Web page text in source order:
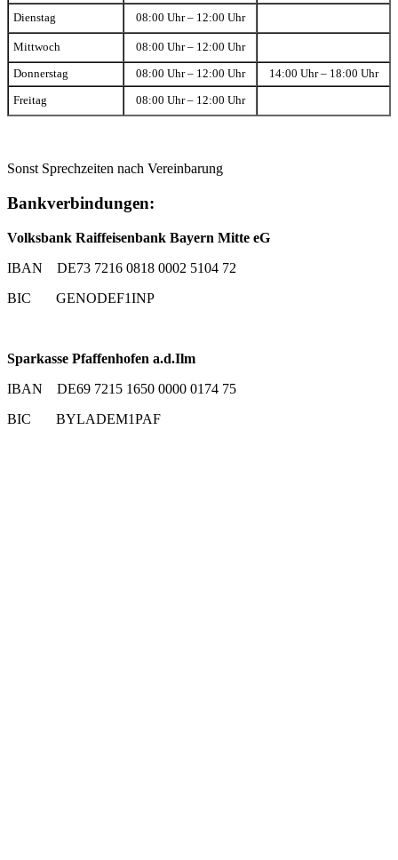
Dienstag 08:00 Uhr – 12:00 Uhr
Mittwoch 08:00 Uhr – 12:00 Uhr
Donnerstag 08:00 Uhr – 12:00 Uhr 14:00 Uhr – 18:00 Uhr
Freitag 08:00 Uhr – 12:00 Uhr
Sonst Sprechzeiten nach Vereinbarung
Bankverbindungen:
Volksbank Raiffeisenbank Bayern Mitte eG
IBAN DE73 7216 0818 0002 5104 72
BIC GENODEF1INP
Sparkasse Pfaffenhofen a.d.Ilm
IBAN DE69 7215 1650 0000 0174 75
BIC BYLADEM1PAF